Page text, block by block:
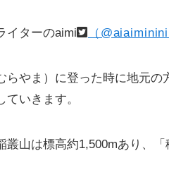
イターのaimi （@aiaiminini
らやま）に登った時に地元の
いきます。
叢山は標高約1,500mあり、「